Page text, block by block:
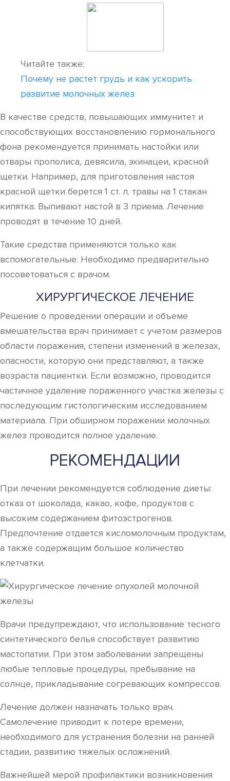
Читайте также:
Почему не растет грудь и как ускорить
развитие молочных желез
В качестве средств, повышающих иммунитет и
способствующих восстановлению гормонального
фона рекомендуется принимать настойки или
отвары прополиса, девясила, эхинацеи, красной
щетки. Например, для приготовления настоя
красной щетки берется 1 ст. л. травы на 1 стакан
кипятка. Выпивают настой в 3 приема. Лечение
проводят в течение 10 дней.
Такие средства применяются только как
вспомогательные. Необходимо предварительно
посоветоваться с врачом.
ХИРУРГИЧЕСКОЕ ЛЕЧЕНИЕ
Решение о проведении операции и объеме
вмешательства врач принимает с учетом размеров
области поражения, степени изменений в железах,
опасности, которую они представляют, а также
возраста пациентки. Если возможно, проводится
частичное удаление пораженного участка железы с
последующим гистологическим исследованием
материала. При обширном поражении молочных
желез проводится полное удаление.
РЕКОМЕНДАЦИИ
При лечении рекомендуется соблюдение диеты:
отказ от шоколада, какао, кофе, продуктов с
высоким содержанием фитоэстрогенов.
Предпочтение отдается кисломолочным продуктам,
а также содержащим большое количество
клетчатки.
Врачи предупреждают, что использование тесного
синтетического белья способствует развитию
мастопатии. При этом заболевании запрещены
любые тепловые процедуры, пребывание на
солнце, прикладывание согревающих компрессов.
Лечение должен назначать только врач.
Самолечение приводит к потере времени,
необходимого для устранения болезни на ранней
стадии, развитию тяжелых осложнений.
Важнейшей мерой профилактики возникновения